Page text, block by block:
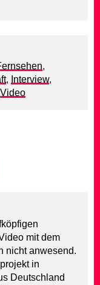
,
, Interview,
Video
mit dem
nicht anwesend.
in
Deutschland